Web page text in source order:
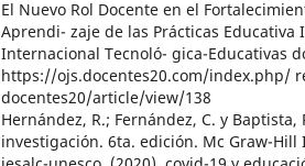
El Nuevo Rol Docente en el
Aprendi- zaje de las Prácticas Educativa
Internacional Tecnoló- gica-Educativas
https://ojs.docentes20.com/index.php/
docentes20/article/view/138
Hernández, R.; Fernández, C. y
investigación. 6ta. edición. Mc Graw-Hill